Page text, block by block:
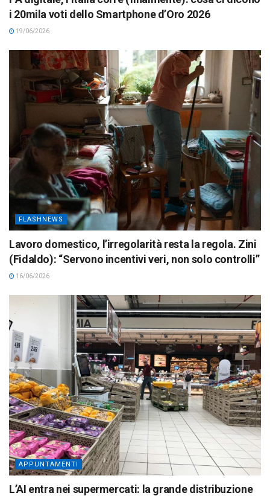
i 20mila voti dello Smartphone d’Oro 2026
19/06/2026
FLASHNEWS
Lavoro domestico, l’irregolarità resta la regola. Zini
(Fidaldo): “Servono incentivi veri, non solo controlli”
16/06/2026
APPUNTAMENTI
L’AI entra nei supermercati: la grande distribuzione